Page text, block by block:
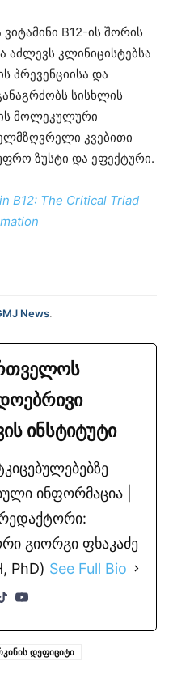
B12-ის შორის
კლინიცისტებსა
პრევენციისა და
სისხლის
მოლეკულური
კვებითი
ზუსტი და ეფექტური.
B12: The Critical Triad
News.
ინსტიტუტი
ინფორმაცია |
გიორგი ფხაკაძე
PhD) See Full Bio
დეფიციტი